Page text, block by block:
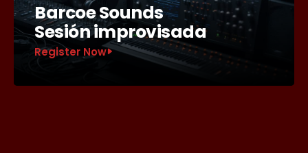
Barcoe Sounds
Sesión improvisada
Register Now